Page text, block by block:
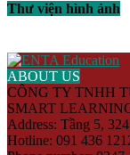
Thư viện hình ảnh
ABOUT US
CÔNG TY TNHH
SMART
Address: Tầng 5,
Hotline: 091 436